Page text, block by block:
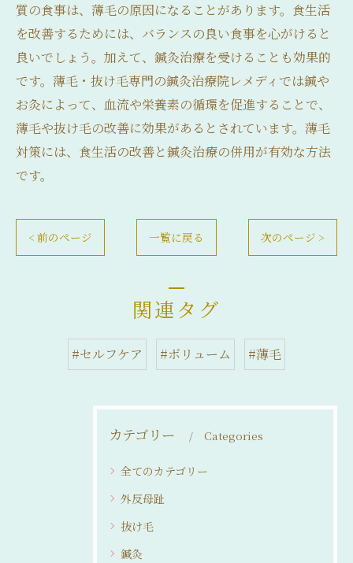
質の食事は、薄毛の原因になることがあります。食生活
を改善するためには、バランスの良い食事を心がけると
良いでしょう。加えて、鍼灸治療を受けることも効果的
です。薄毛・抜け毛専門の鍼灸治療院レメディでは鍼や
お灸によって、血流や栄養素の循環を促進することで、
薄毛や抜け毛の改善に効果があるとされています。薄毛
対策には、食生活の改善と鍼灸治療の併用が有効な方法
です。
< 前のページ 一覧に戻る 次のページ >
関連タグ
#セルフケア #ボリューム #薄毛
カテゴリー Categories
全てのカテゴリー
外反母趾
抜け毛
鍼灸